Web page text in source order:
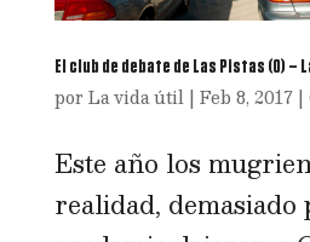
El club de debate de Las Pistas (0) –
por La vida útil| Feb 8, 2017|
Este año los
realidad,